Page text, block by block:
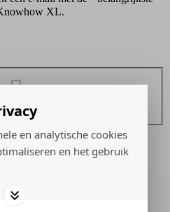
en analytische cookies
en het gebruik
XL.
en ga akkoord met de